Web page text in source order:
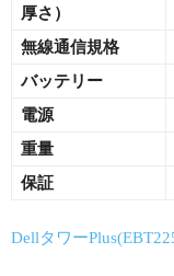
厚さ）
無線通信規格
バッテリー
電源
重量
保証
Dellタワー